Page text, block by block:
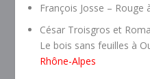
François Josse – Rouge
César Troisgros et
Le bois sans feuilles à
Rhône-Alpes